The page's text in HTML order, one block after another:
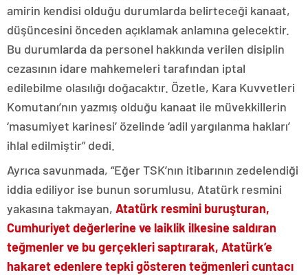
amirin kendisi olduğu durumlarda belirteceği kanaat,
düşüncesini önceden açıklamak anlamına gelecektir.
Bu durumlarda da personel hakkında verilen disiplin
cezasının idare mahkemeleri tarafından iptal
edilebilme olasılığı doğacaktır. Özetle, Kara Kuvvetleri
Komutanı’nın yazmış olduğu kanaat ile müvekkillerin
‘masumiyet karinesi’ özelinde ‘adil yargılanma hakları’
ihlal edilmiştir” dedi.
Ayrıca savunmada, “Eğer TSK’nın itibarının zedelendiği
iddia ediliyor ise bunun sorumlusu, Atatürk resmini
yakasına takmayan, Atatürk resmini buruşturan,
Cumhuriyet değerlerine ve laiklik ilkesine saldıran
teğmenler ve bu gerçekleri saptırarak, Atatürk’e
hakaret edenlere tepki gösteren teğmenleri cuntacı